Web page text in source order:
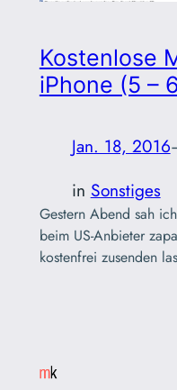
Kostenlose
iPhone (5 –
Jan. 18, 2016
in Sonstiges
Gestern Abend sah
beim US-Anbieter
kostenfrei zusenden